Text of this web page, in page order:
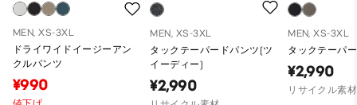
MEN, XS-3XL
ドライワイドイージーアン
クルパンツ
¥990
MEN, XS-3XL
タックテーパードパンツ(ツ
イーディー)
¥2,990
MEN, XS-3XL
タックテーパ
¥2,990
リサイクル素材